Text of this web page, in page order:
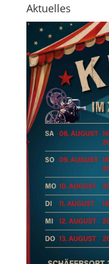
Aktuelles